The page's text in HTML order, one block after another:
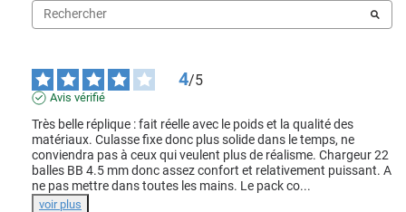
4/5
Avis vérifié
Très belle réplique : fait réelle avec le poids et la qualité des
matériaux. Culasse fixe donc plus solide dans le temps, ne
conviendra pas à ceux qui veulent plus de réalisme. Chargeur 22
balles BB 4.5 mm donc assez confort et relativement puissant. A
ne pas mettre dans toutes les mains. Le pack co...
voir plus